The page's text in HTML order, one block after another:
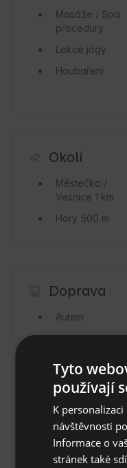
Masáže / Spa
procedury
Lekce jógy
Houbaření
Okolí
Městečko /
Vesnice 1 km
Hory 500 m
Doprava
Autem
Pravidla
Čas příjezdu: od
Čas odhlášení: Do
Nevratná
Tyto
používají
K
návštěvnosti
Informace o
stránek také